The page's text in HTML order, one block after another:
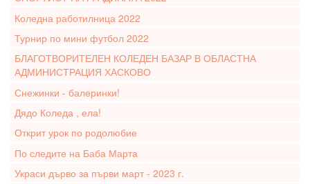
Коледна работилница 2022
Турнир по мини футбол 2022
БЛАГОТВОРИТЕЛЕН КОЛЕДЕН БАЗАР В ОБЛАСТНА
АДМИНИСТРАЦИЯ ХАСКОВО
Снежинки - балеринки!
Дядо Коледа , ела!
Открит урок по родолюбие
По следите на Баба Марта
Украси дърво за първи март - 2023 г.